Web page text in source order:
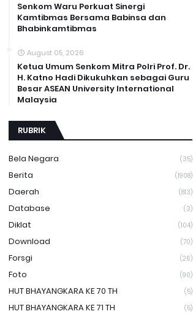
Senkom Waru Perkuat Sinergi
Kamtibmas Bersama Babinsa dan
Bhabinkamtibmas
August 05, 2026
Ketua Umum Senkom Mitra Polri Prof. Dr.
H. Katno Hadi Dikukuhkan sebagai Guru
Besar ASEAN University International
Malaysia
RUBRIK
Bela Negara (35)
Berita (1908)
Daerah (813)
Database (3)
Diklat (104)
Download (70)
Forsgi (26)
Foto (90)
HUT BHAYANGKARA KE 70 TH (5)
HUT BHAYANGKARA KE 71 TH (5)